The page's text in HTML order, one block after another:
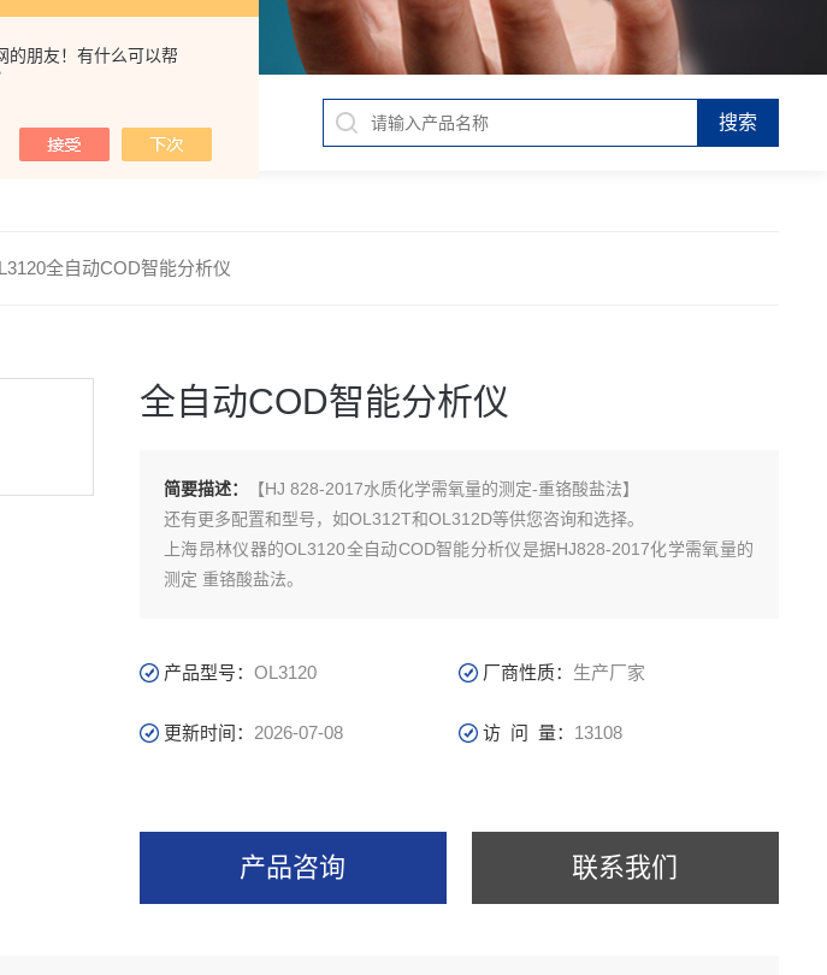
的朋友！有什么可以帮
全自动COD智能分析仪
全自动COD智能分析仪
简要描述：
【HJ 828-2017水质化学需氧量的测定-重铬酸盐法】
还有更多配置和型号，如OL312T和OL312D等供您咨询和选择。
上海昂林仪器的OL3120全自动COD智能分析仪是据HJ828-2017化学需氧量的
测定 重铬酸盐法。
产品型号：OL3120 厂商性质： 生产厂家
更新时间： 2026-07-08 访 问 量： 13108
产品咨询 联系我们